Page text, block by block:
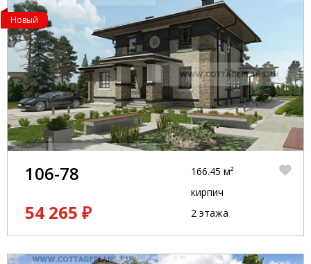
Новый
106-78
54 265 ₽
166.45 м²
кирпич
2 этажа